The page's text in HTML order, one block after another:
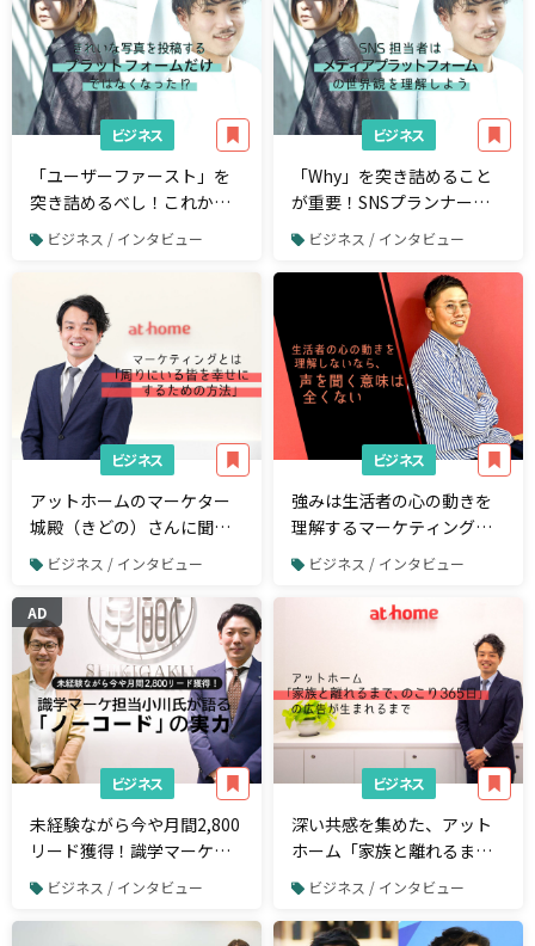
ビジネス
「ユーザーファースト」を
突き詰めるべし！これから
のInstagramコンテンツ
ビジネス / インタビュー
ビジネス
「Why」を突き詰めること
が重要！SNSプランナーの
企画力
ビジネス / インタビュー
ビジネス
アットホームのマーケター
城殿（きどの）さんに聞
く！マーケティングとは
「周りにいる皆を幸 せにす
るための方法」
ビジネス / インタビュー
ビジネス
強みは生活者の心の動きを
理解するマーケティング。
「マーケター不足」と「生
活者の変化」を解決する手
ビジネス / インタビュー
AD
ビジネス
未経験ながら今や月間2,800
リード獲得！識学マーケ担
当小川氏が語る「ノーコー
ド」の恩恵
ビジネス / インタビュー
ビジネス
深い共感を集めた、アット
ホーム「家族と離れるま
で、のこり365日」の広告が
生まれるまで
ビジネス / インタビュー